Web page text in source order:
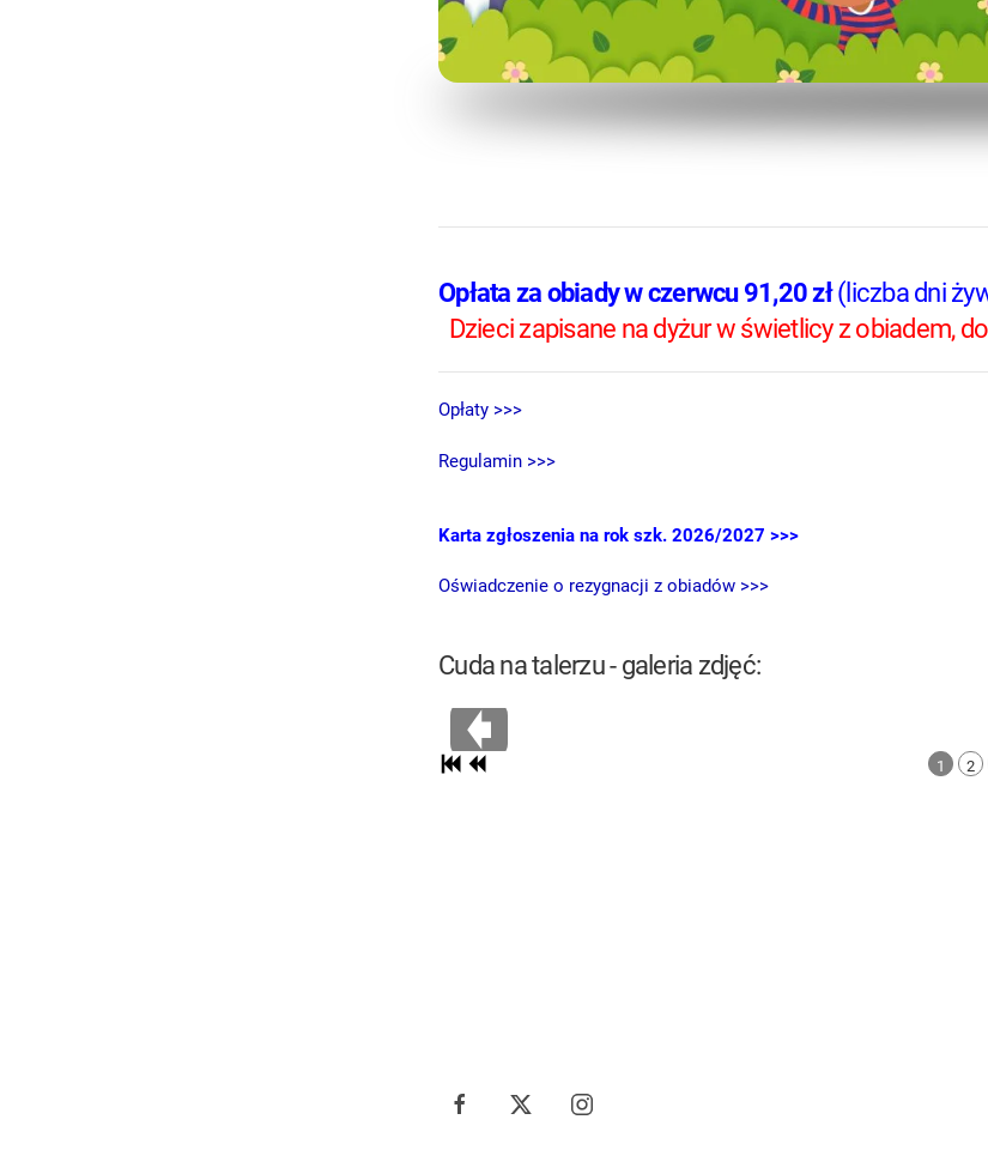
Opłata za obiady w czerwcu 91,20 zł(liczba dni
Dzieci zapisane na dyżur w świetlicy z obiadem,
Opłaty >>>
Regulamin >>>
Karta zgłoszenia na rok szk. 2026/2027 >>>
Oświadczenie o rezygnacji z obiadów >>>
Cuda na talerzu - galeria zdjęć:
1 2